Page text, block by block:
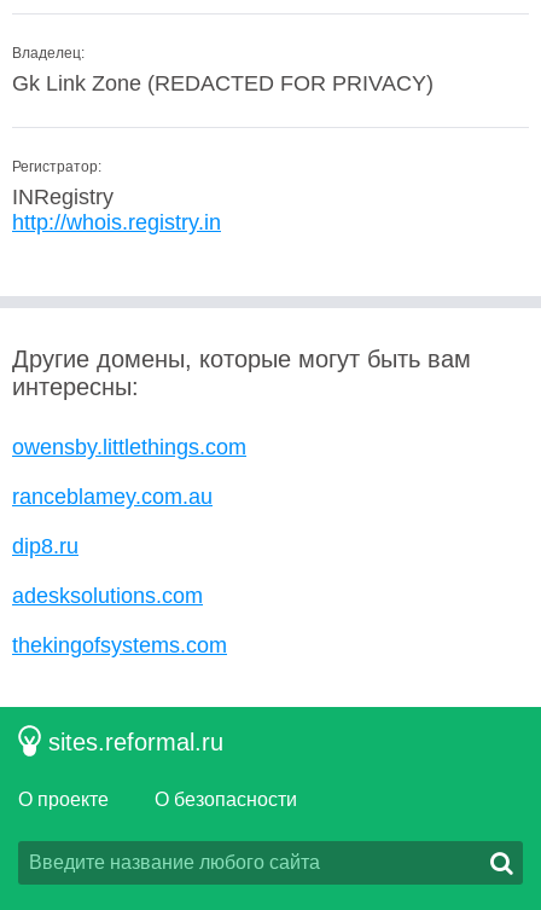
Владелец:
Gk Link Zone (REDACTED FOR PRIVACY)
Регистратор:
INRegistry
http://whois.registry.in
Другие домены, которые могут быть вам
интересны:
owensby.littlethings.com
ranceblamey.com.au
dip8.ru
adesksolutions.com
thekingofsystems.com
sites.reformal.ru
О проекте О безопасности